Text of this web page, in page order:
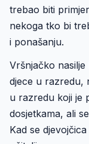
trebao biti
nekoga tko bi
i ponašanju.
Vršnjačko
djece u razredu,
u razredu koji je
dosjetkama, ali
Kad se